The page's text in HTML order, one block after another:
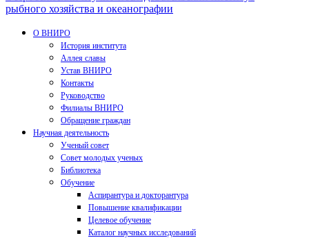
рыбного хозяйства и океанографии
О ВНИРО
История института
Аллея славы
Устав ВНИРО
Контакты
Руководство
Филиалы ВНИРО
Обращение граждан
Научная деятельность
Ученый совет
Совет молодых ученых
Библиотека
Обучение
Аспирантура и докторантура
Повышение квалификации
Целевое обучение
Каталог научных исследований